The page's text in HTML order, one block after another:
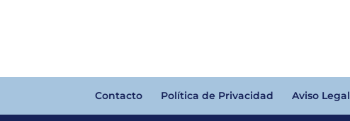
Contacto Política de Privacidad Aviso Legal